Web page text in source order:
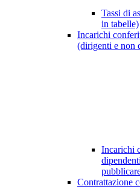
Tassi di
in tabelle)
Incarichi
(dirigenti e non
Incarichi
Contrattazione